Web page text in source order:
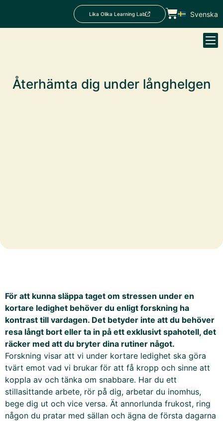
Lika Olika Learning Lab Svenska
Återhämta dig under långhelgen
För att kunna släppa taget om stressen under en
kortare ledighet behöver du enligt forskning ha
kontrast till vardagen. Det betyder inte att du behöver
resa långt bort eller ta in på ett exklusivt spahotell, det
räcker med att du bryter dina rutiner något.
Forskning visar att vi under kortare ledighet ska göra
tvärt emot vad vi brukar för att få kropp och sinne att
koppla av och tänka om snabbare. Har du ett
stillasittande arbete, rör på dig, arbetar du inomhus,
bege dig ut och vice versa. Ät annorlunda frukost, ring
någon du pratar med sällan och ägna de första dagarna